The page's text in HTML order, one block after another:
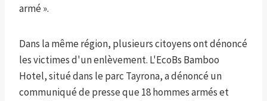
armé ».
Dans la même région, plusieurs citoyens ont dénoncé
les victimes d'un enlèvement. L'EcoBs Bamboo
Hotel, situé dans le parc Tayrona, a dénoncé un
communiqué de presse que 18 hommes armés et